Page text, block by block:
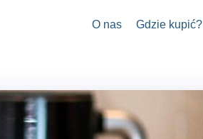
O nas Gdzie kupić?